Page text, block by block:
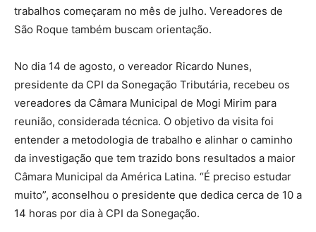
trabalhos começaram no mês de julho. Vereadores de
São Roque também buscam orientação.
No dia 14 de agosto, o vereador Ricardo Nunes,
presidente da CPI da Sonegação Tributária, recebeu os
vereadores da Câmara Municipal de Mogi Mirim para
reunião, considerada técnica. O objetivo da visita foi
entender a metodologia de trabalho e alinhar o caminho
da investigação que tem trazido bons resultados a maior
Câmara Municipal da América Latina. “É preciso estudar
muito”, aconselhou o presidente que dedica cerca de 10 a
14 horas por dia à CPI da Sonegação.